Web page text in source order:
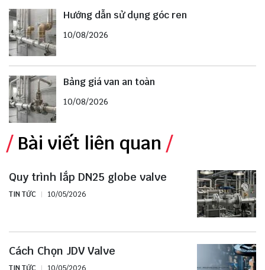
Hướng dẫn sử dụng góc ren
10/08/2026
Bảng giá van an toàn
10/08/2026
Bài viết liên quan
Quy trình lắp DN25 globe valve
TIN TỨC 10/05/2026
Cách Chọn JDV Valve